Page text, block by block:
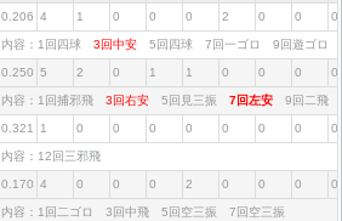
0.206 4 1 0 0 0 2 0 0 0
内容：1回四球 3回中安 5回四球 7回一ゴロ 9回遊ゴ
0.250 5 2 0 1 1 0 0 0 0
内容：1回捕邪飛 3回右安 5回見三振 7回左安 9回二飛
0.321 1 0 0 0 0 0 0 0 0
内容：12回三邪飛
0.170 4 0 0 0 2 0 0 0 0
内容：1回二ゴロ 3回中飛 5回空三振 7回空三振